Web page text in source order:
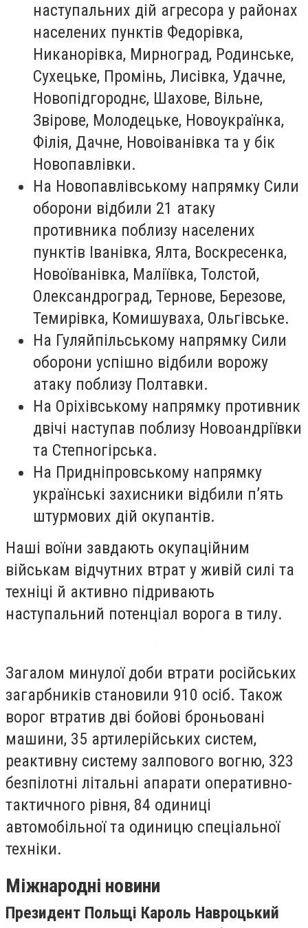
наступальних дій агресора у районах
населених пунктів Федорівка,
Никанорівка, Мирноград, Родинське,
Сухецьке, Промінь, Лисівка, Удачне,
Новопідгороднє, Шахове, Вільне,
Звірове, Молодецьке, Новоукраїнка,
Філія, Дачне, Новоіванівка та у бік
Новопавлівки.
На Новопавлівському напрямку Сили
оборони відбили 21 атаку
противника поблизу населених
пунктів Іванівка, Ялта, Воскресенка,
Новоїванівка, Маліївка, Толстой,
Олександроград, Тернове, Березове,
Темирівка, Комишуваха, Ольгівське.
На Гуляйпільському напрямку Сили
оборони успішно відбили ворожу
атаку поблизу Полтавки.
На Оріхівському напрямку противник
двічі наступав поблизу Новоандріївки
та Степногірська.
На Придніпровському напрямку
українські захисники відбили п’ять
штурмових дій окупантів.
Наші воїни завдають окупаційним
військам відчутних втрат у живій силі та
техніці й активно підривають
наступальний потенціал ворога в тилу.
Загалом минулої доби втрати російських
загарбників становили 910 осіб. Також
ворог втратив дві бойові броньовані
машини, 35 артилерійських систем,
реактивну систему залпового вогню, 323
безпілотні літальні апарати оперативно-
тактичного рівня, 84 одиниці
автомобільної та одиницю спеціальної
техніки.
Міжнародні новини
Президент Польщі Кароль Навроцький